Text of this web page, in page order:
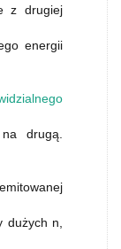
z drugiej
energii
drugą.
n,